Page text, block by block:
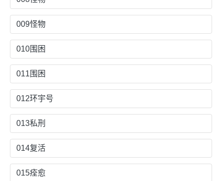
009怪物
010围困
011围困
012环宇号
013私刑
014复活
015痊愈